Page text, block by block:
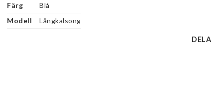
Färg
Blå
Modell
Långkalsong
DELA